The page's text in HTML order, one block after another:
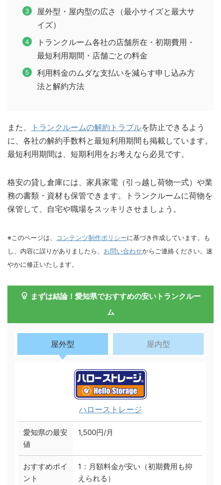
屋外型・屋内型の広さ（最小サイズと最大サ
イズ）
トランクルーム各社の店舗所在・初期費用・
最短利用期間・店舗ごとの料金
利用料金のムダな支払いを減らす申し込み方
法と解約方法
また、 トランクルームの解約トラブルを防止できるよう
に、各社の解約手数料と最短利用期間も掲載しています。
最短利用期間は、短期利用をお考えなら必見です。
格安の貸し倉庫には、家具家電（引っ越し荷物一式）や業
務の書類・資材も保管できます。トランクルームに荷物を
保管して、自宅や職場をスッキリさせましょう。
※このページは、 コンテンツ制作ポリシーに基づき作成しています。も
し、内容に誤りがありましたら、 お問い合わせからご連絡ください。速
やかに修正いたします。
まずは結論！愛知県でおすすめの安いトランクルー
ム
屋外型 屋内型
ハローストレージ
愛知県の最安
値
1,500円/月
おすすめポイ
ント
1：月額料金が安い（初期費用も抑
えられる）